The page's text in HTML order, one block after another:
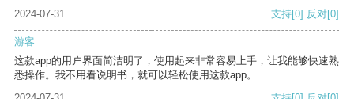
2024-07-31 支持[0] 反对[0]
游客
这款app的用户界面简洁明了，使用起来非常容易上手，让我能够快速熟
悉操作。我不用看说明书，就可以轻松使用这款app。